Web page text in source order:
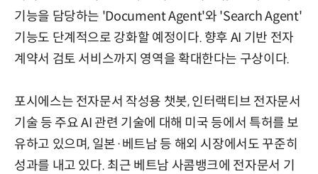
기능을 담당하는 'Document Agent'와 'Search Agent'
기능도 단계적으로 강화할 예정이다. 향후 AI 기반 전자
계약서 검토 서비스까지 영역을 확대한다는 구상이다.
포시에스는 전자문서 작성용 챗봇, 인터랙티브 전자문서
기술 등 주요 AI 관련 기술에 대해 미국 등에서 특허를 보
유하고 있으며, 일본·베트남 등 해외 시장에서도 꾸준히
성과를 내고 있다. 최근 베트남 사콤뱅크에 전자문서 기